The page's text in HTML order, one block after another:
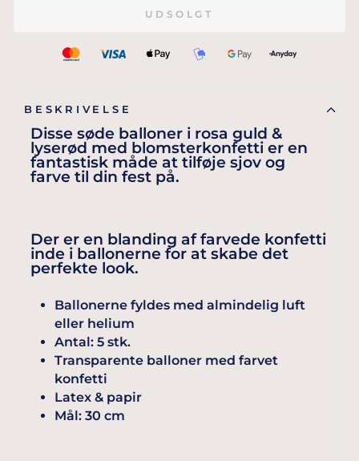
UDSOLGT
BESKRIVELSE
Disse søde balloner i rosa guld &
lyserød med blomsterkonfetti er en
fantastisk måde at tilføje sjov og
farve til din fest på.
Der er en blanding af farvede konfetti
inde i ballonerne for at skabe det
perfekte look.
Ballonerne fyldes med almindelig luft
eller helium
Antal: 5 stk.
Transparente balloner med farvet
konfetti
Latex & papir
Mål: 30 cm